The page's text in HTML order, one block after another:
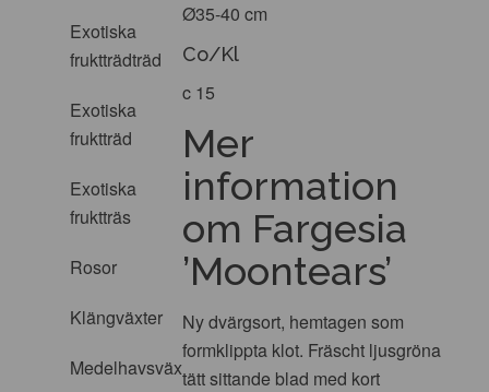
Exotiska
fruktträdträd
Exotiska
fruktträd
Exotiska
fruktträs
Rosor
Klängväxter
Medelhavsväxter
Ø35-40 cm
Co/Kl
c 15
Mer
information
om Fargesia
’Moontears’
Ny dvärgsort, hemtagen som
formklippta klot. Fräscht ljusgröna
tätt sittande blad med kort